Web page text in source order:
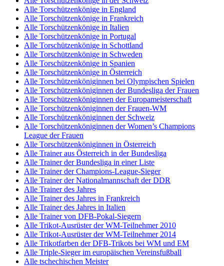
Alle Torschützenkönige in England
Alle Torschützenkönige in Frankreich
Alle Torschützenkönige in Italien
Alle Torschützenkönige in Portugal
Alle Torschützenkönige in Schottland
Alle Torschützenkönige in Schweden
Alle Torschützenkönige in Spanien
Alle Torschützenkönige in Österreich
Alle Torschützenköniginnen bei Olympischen Spielen
Alle Torschützenköniginnen der Bundesliga der Frauen
Alle Torschützenköniginnen der Europameisterschaft
Alle Torschützenköniginnen der Frauen-WM
Alle Torschützenköniginnen der Schweiz
Alle Torschützenköniginnen der Women’s Champions
League der Frauen
Alle Torschützenköniginnen in Österreich
Alle Trainer aus Österreich in der Bundesliga
Alle Trainer der Bundesliga in einer Liste
Alle Trainer der Champions-League-Sieger
Alle Trainer der Nationalmannschaft der DDR
Alle Trainer des Jahres
Alle Trainer des Jahres in Frankreich
Alle Trainer des Jahres in Italien
Alle Trainer von DFB-Pokal-Siegern
Alle Trikot-Ausrüster der WM-Teilnehmer 2010
Alle Trikot-Ausrüster der WM-Teilnehmer 2014
Alle Trikotfarben der DFB-Trikots bei WM und EM
Alle Triple-Sieger im europäischen Vereinsfußball
Alle tschechischen Meister